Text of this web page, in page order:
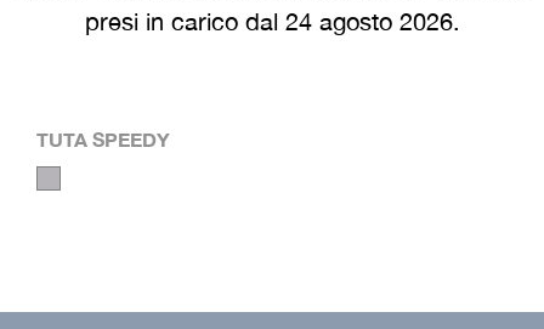
presi in carico dal 24 agosto 2026.
TUTA SPEEDY